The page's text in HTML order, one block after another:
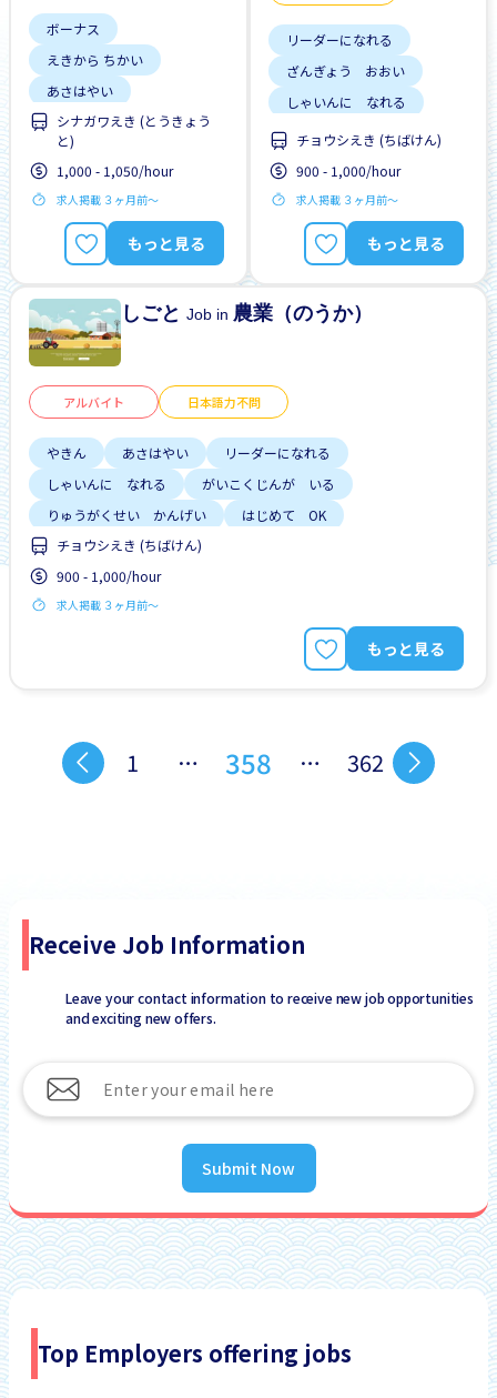
ボーナス
えきから ちかい
あさはやい
こうつうひ あり
リーダーになれる
しゃいんに なれる
ざんぎょう すくない
シナガワえき (とうきょう
と)
1,000 - 1,050/hour
求人掲載 ３ヶ月前〜
もっと見る
リーダーになれる
ざんぎょう おおい
しゃいんに なれる
がいこくじんが いる
りゅうがくせい かんげい
はじめて OK
じてんしゃ OK
にほんごできない OK
チョウシえき (ちばけん)
900 - 1,000/hour
求人掲載 ３ヶ月前〜
もっと見る
しごとJob in 農業（のうか）
アルバイト 日本語力不問
やきん あさはやい
リーダーになれる
しゃいんに なれる
がいこくじんが いる
りゅうがくせい かんげい
はじめて OK
じてんしゃ OK
にほんごできない OK
チョウシえき (ちばけん)
900 - 1,000/hour
求人掲載 ３ヶ月前〜
もっと見る
1 … 358 … 362
Receive Job Information
Leave your contact information to receive new job opportunities
and exciting new offers.
Submit Now
Top Employers offering jobs